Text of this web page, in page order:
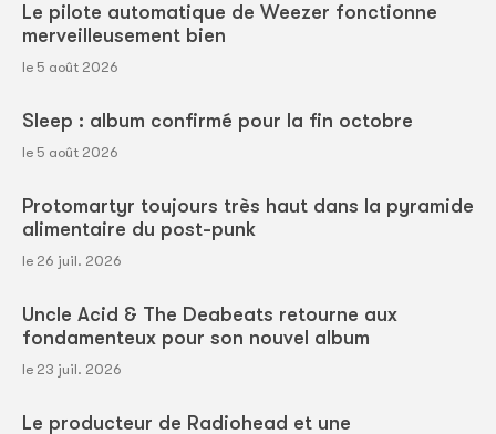
Le pilote automatique de Weezer fonctionne
merveilleusement bien
le 5 août 2026
Sleep : album confirmé pour la fin octobre
le 5 août 2026
Protomartyr toujours très haut dans la pyramide
alimentaire du post-punk
le 26 juil. 2026
Uncle Acid & The Deabeats retourne aux
fondamenteux pour son nouvel album
le 23 juil. 2026
Le producteur de Radiohead et une